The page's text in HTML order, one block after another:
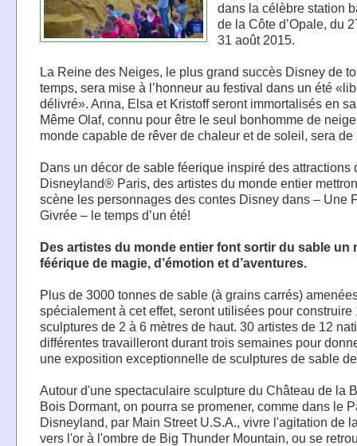
dans la célèbre station
de la Côte d’Opale, du
31 août 2015.
La Reine des Neiges, le plus grand succès Disney de
temps, sera mise à l’honneur au festival dans un été
délivré». Anna, Elsa et Kristoff seront immortalisés en
Même Olaf, connu pour être le seul bonhomme de
monde capable de rêver de chaleur et de soleil, sera de
Dans un décor de sable féerique inspiré des attractions
Disneyland® Paris, des artistes du monde entier
scène les personnages des contes Disney dans – Une
Givrée – le temps d’un été!
Des artistes du monde entier font sortir du sable un
féérique de magie, d’émotion et d’aventures.
Plus de 3000 tonnes de sable (à grains carrés)
spécialement à cet effet, seront utilisées pour construire
sculptures de 2 à 6 mètres de haut. 30 artistes de 12
différentes travailleront durant trois semaines pour
une exposition exceptionnelle de sculptures de sable de
Autour d'une spectaculaire sculpture du Château de la
Bois Dormant, on pourra se promener, comme dans le
Disneyland, par Main Street U.S.A., vivre l'agitation de
vers l'or à l'ombre de Big Thunder Mountain, ou se